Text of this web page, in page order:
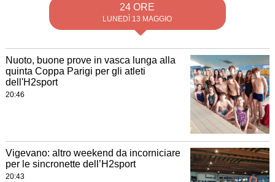
24 ORE
LUNEDÌ 13 MAGGIO
Nuoto, buone prove in vasca lunga alla
quinta Coppa Parigi per gli atleti
dell'H2sport
20:46
Vigevano: altro weekend da incorniciare
per le sincronette dell’H2sport
20:43